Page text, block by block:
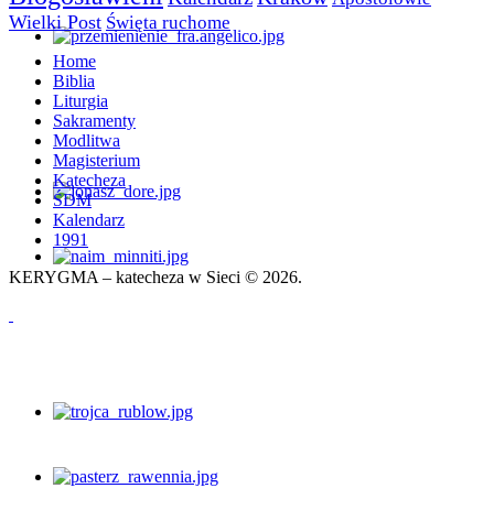
Wielki Post Święta ruchome
Home
Biblia
Liturgia
Sakramenty
Modlitwa
Magisterium
Katecheza
ŚDM
Kalendarz
1991
KERYGMA – katecheza w Sieci © 2026.